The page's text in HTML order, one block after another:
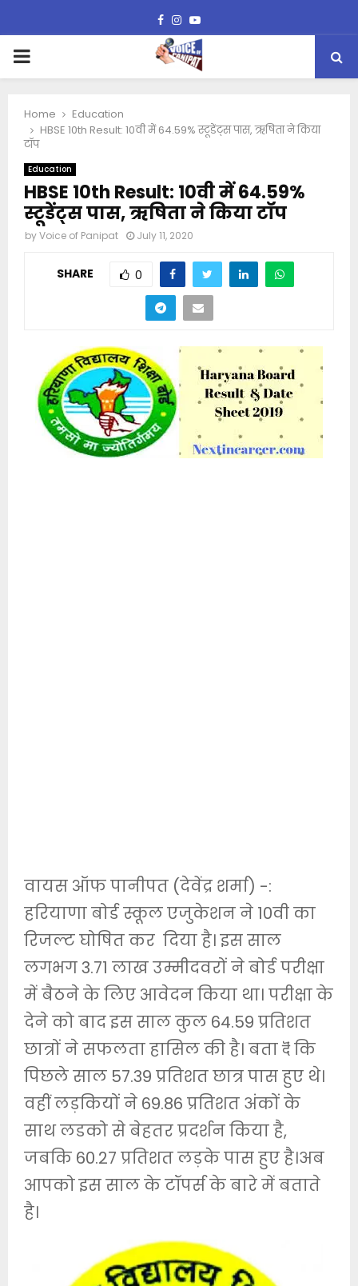
Facebook
Instagram
Youtube
PRIMARY
Home
Education
HBSE 10th Result: 10वी में 64.59% स्टूडेंट्स पास, ऋषिता ने किया
टॉप
Education
HBSE 10th Result: 10वी में 64.59%
स्टूडेंट्स पास, ऋषिता ने किया टॉप
byVoice of Panipat July 11, 2020
SHARE 0
वायस ऑफ पानीपत (देवेंद्र शर्मा) -:
हरियाणा बोर्ड स्कूल एजुकेशन ने 10वी का
रिजल्ट घोषित कर दिया है। इस साल
लगभग 3.71 लाख उम्मीदवरों ने बोर्ड परीक्षा
में बैठने के लिए आवेदन किया था। परीक्षा के
देने को बाद इस साल कुल 64.59 प्रतिशत
छात्रों ने सफलता हासिल की है। बता दॆं कि
पिछले साल 57.39 प्रतिशत छात्र पास हुए थे।
वहीं लड़कियों ने 69.86 प्रतिशत अंकों के
साथ लडको से बेहतर प्रदर्शन किया है,
जबकि 60.27 प्रतिशत लड़के पास हुए है।अब
आपको इस साल के टॉपर्स के बारे में बताते
है।